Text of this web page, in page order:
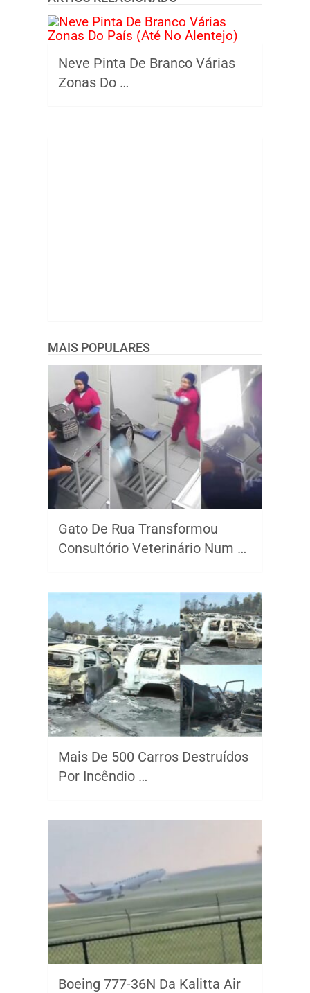
Neve Pinta De Branco Várias
Zonas Do …
MAIS POPULARES
Gato De Rua Transformou
Consultório Veterinário Num …
Mais De 500 Carros Destruídos
Por Incêndio …
Boeing 777-36N Da Kalitta Air